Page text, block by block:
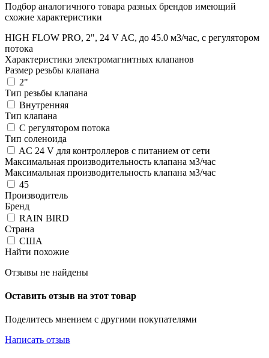
Подбор аналогичного товара разных брендов имеющий
схожие характеристики
HIGH FLOW PRO, 2", 24 V AC, до 45.0 м3/час, с регулятором
потока
Характеристики электромагнитных клапанов
Размер резьбы клапана
2"
Тип резьбы клапана
Внутренняя
Тип клапана
С регулятором потока
Тип соленоида
AC 24 V для контроллеров с питанием от сети
Максимальная производительность клапана м3/час
Максимальная производительность клапана м3/час
45
Производитель
Бренд
RAIN BIRD
Страна
США
Найти похожие
Отзывы не найдены
Оставить отзыв на этот товар
Поделитесь мнением с другими покупателями
Написать отзыв